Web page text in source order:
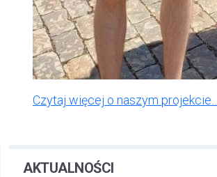
Czytaj więcej o naszym projekcie…..
AKTUALNOŚCI